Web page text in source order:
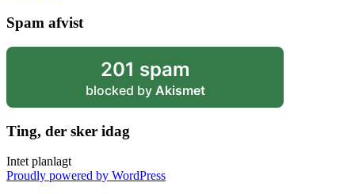
Spam afvist
201 spam
blocked by Akismet
Ting, der sker idag
Intet planlagt
Proudly powered by WordPress